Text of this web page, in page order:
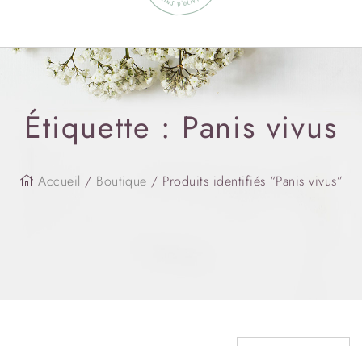
Étiquette : Panis vivus
Accueil / Boutique / Produits identifiés “Panis vivus”